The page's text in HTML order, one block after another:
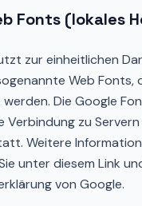
Fonts (lokales
zur einheitlichen
Web Fonts,
Die Google
Verbindung zu
Weitere
unter diesem Link
von Google.